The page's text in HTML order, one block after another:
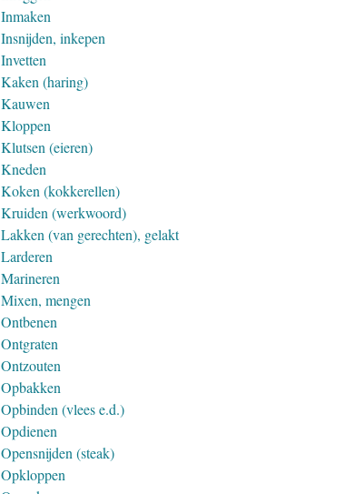
Inmaken
Insnijden, inkepen
Invetten
Kaken (haring)
Kauwen
Kloppen
Klutsen (eieren)
Kneden
Koken (kokkerellen)
Kruiden (werkwoord)
Lakken (van gerechten), gelakt
Larderen
Marineren
Mixen, mengen
Ontbenen
Ontgraten
Ontzouten
Opbakken
Opbinden (vlees e.d.)
Opdienen
Opensnijden (steak)
Opkloppen